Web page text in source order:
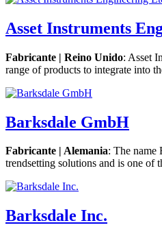
Asset Instruments
Fabricante | Reino Unido: Asset
range of products to integrate into
Barksdale GmbH
Fabricante | Alemania: The name
trendsetting solutions and is one of
Barksdale Inc.